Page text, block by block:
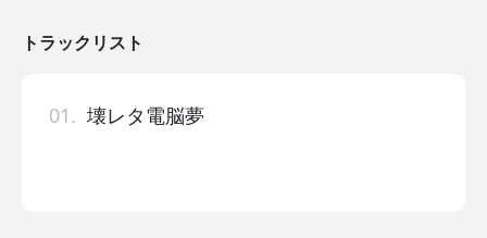
トラックリスト
01. 壊レタ電脳夢